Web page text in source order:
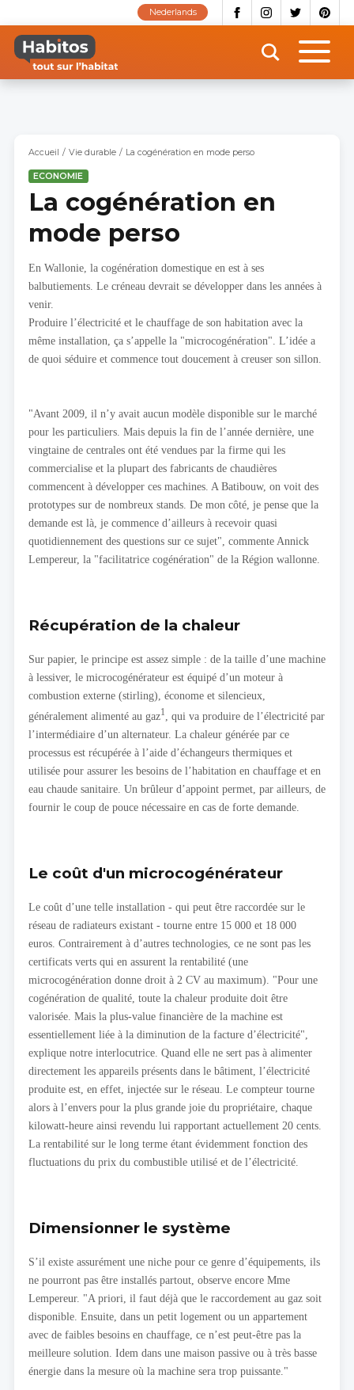
contenu
principal
Nederlands
Accueil Vie durable La cogénération en mode perso
ECONOMIE
La cogénération en
mode perso
En Wallonie, la cogénération domestique en est à ses
balbutiements. Le créneau devrait se développer dans les années à
venir.
Produire l’électricité et le chauffage de son habitation avec la
même installation, ça s’appelle la "microcogénération". L’idée a
de quoi séduire et commence tout doucement à creuser son sillon.
"Avant 2009, il n’y avait aucun modèle disponible sur le marché
pour les particuliers. Mais depuis la fin de l’année dernière, une
vingtaine de centrales ont été vendues par la firme qui les
commercialise et la plupart des fabricants de chaudières
commencent à développer ces machines. A Batibouw, on voit des
prototypes sur de nombreux stands. De mon côté, je pense que la
demande est là, je commence d’ailleurs à recevoir quasi
quotidiennement des questions sur ce sujet", commente Annick
Lempereur, la "facilitatrice cogénération" de la Région wallonne.
Récupération de la chaleur
Sur papier, le principe est assez simple : de la taille d’une machine
à lessiver, le microcogénérateur est équipé d’un moteur à
combustion externe (stirling), économe et silencieux,
généralement alimenté au gaz1
, qui va produire de l’électricité par
l’intermédiaire d’un alternateur. La chaleur générée par ce
processus est récupérée à l’aide d’échangeurs thermiques et
utilisée pour assurer les besoins de l’habitation en chauffage et en
eau chaude sanitaire. Un brûleur d’appoint permet, par ailleurs, de
fournir le coup de pouce nécessaire en cas de forte demande.
Le coût d'un microcogénérateur
Le coût d’une telle installation - qui peut être raccordée sur le
réseau de radiateurs existant - tourne entre 15 000 et 18 000
euros. Contrairement à d’autres technologies, ce ne sont pas les
certificats verts qui en assurent la rentabilité (une
microcogénération donne droit à 2 CV au maximum). "Pour une
cogénération de qualité, toute la chaleur produite doit être
valorisée. Mais la plus-value financière de la machine est
essentiellement liée à la diminution de la facture d’électricité",
explique notre interlocutrice. Quand elle ne sert pas à alimenter
directement les appareils présents dans le bâtiment, l’électricité
produite est, en effet, injectée sur le réseau. Le compteur tourne
alors à l’envers pour la plus grande joie du propriétaire, chaque
kilowatt-heure ainsi revendu lui rapportant actuellement 20 cents.
La rentabilité sur le long terme étant évidemment fonction des
fluctuations du prix du combustible utilisé et de l’électricité.
Dimensionner le système
S’il existe assurément une niche pour ce genre d’équipements, ils
ne pourront pas être installés partout, observe encore Mme
Lempereur. "A priori, il faut déjà que le raccordement au gaz soit
disponible. Ensuite, dans un petit logement ou un appartement
avec de faibles besoins en chauffage, ce n’est peut-être pas la
meilleure solution. Idem dans une maison passive ou à très basse
énergie dans la mesure où la machine sera trop puissante."